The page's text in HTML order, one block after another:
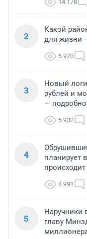
14 178
2
Какой
для жизни
5 970
3
Новый
рублей и
—
5 932
4
планирует
4 991
5
Наручники
главу